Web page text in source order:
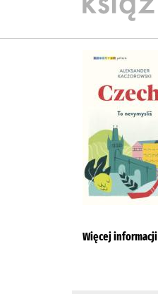
Więcej informacji